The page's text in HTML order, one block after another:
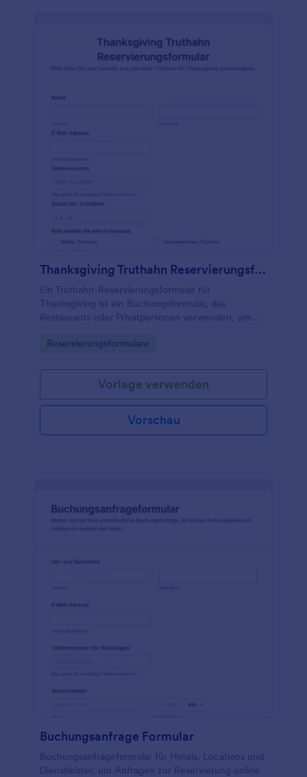
zu senden, Zahlungen einzuziehen, Kundendaten zu
aktualisieren und vieles mehr! Mit unserer
kostenlosen mobilen App können Sie
können Sie Ihre Kunden mit schnellen Antworten
verwalten. Sehen Sie sich unsere über 100
darunter Google Drive, Dropbox, Box und viele
und bringen Sie Ihr Unternehmen auf die nächste
Thanksgiving Truthahn Reservierungsformular
Ein Truthahn-Reservierungsformular für
Thanksgiving ist ein Buchungsformular, das
Restaurants oder Privatpersonen verwenden, um
Go to Category:
Reservierungsformulare
Vorlage verwenden
Vorschau
Buchungsanfrage Formular
Buchungsanfrageformular für Hotels, Locations und
Dienstleister, um Anfragen zur Reservierung online